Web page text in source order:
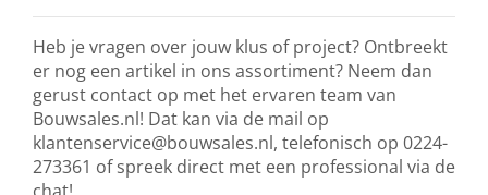
Heb je vragen over jouw klus of project? Ontbreekt
er nog een artikel in ons assortiment? Neem dan
gerust contact op met het ervaren team van
Bouwsales.nl! Dat kan via de mail op
klantenservice@bouwsales.nl, telefonisch op 0224-
273361 of spreek direct met een professional via de
chat!